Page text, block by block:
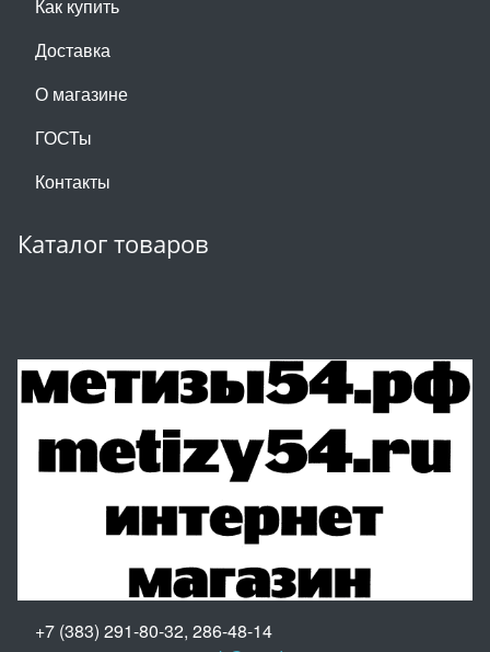
Как купить
Доставка
О магазине
ГОСТы
Контакты
Каталог товаров
+7 (383) 291-80-32, 286-48-14